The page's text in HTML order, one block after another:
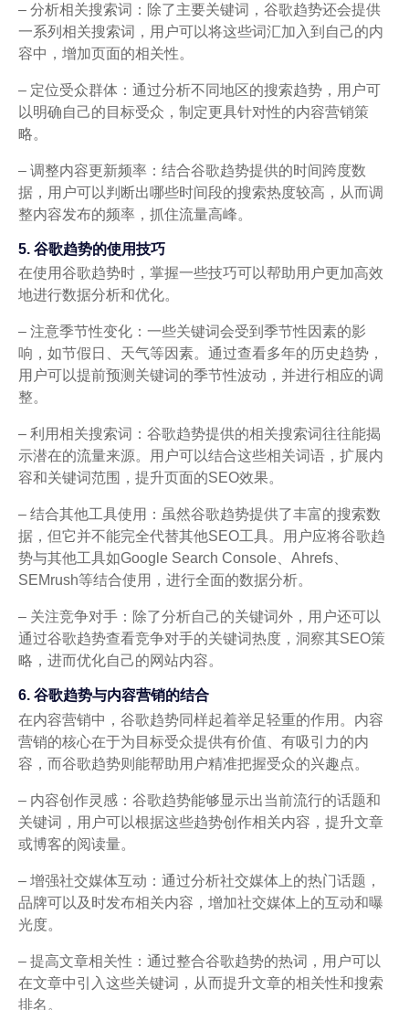
– 分析相关搜索词：除了主要关键词，谷歌趋势还会提供
一系列相关搜索词，用户可以将这些词汇加入到自己的内
容中，增加页面的相关性。
– 定位受众群体：通过分析不同地区的搜索趋势，用户可
以明确自己的目标受众，制定更具针对性的内容营销策
略。
– 调整内容更新频率：结合谷歌趋势提供的时间跨度数
据，用户可以判断出哪些时间段的搜索热度较高，从而调
整内容发布的频率，抓住流量高峰。
5. 谷歌趋势的使用技巧
在使用谷歌趋势时，掌握一些技巧可以帮助用户更加高效
地进行数据分析和优化。
– 注意季节性变化：一些关键词会受到季节性因素的影
响，如节假日、天气等因素。通过查看多年的历史趋势，
用户可以提前预测关键词的季节性波动，并进行相应的调
整。
– 利用相关搜索词：谷歌趋势提供的相关搜索词往往能揭
示潜在的流量来源。用户可以结合这些相关词语，扩展内
容和关键词范围，提升页面的SEO效果。
– 结合其他工具使用：虽然谷歌趋势提供了丰富的搜索数
据，但它并不能完全代替其他SEO工具。用户应将谷歌趋
势与其他工具如Google Search Console、Ahrefs、
SEMrush等结合使用，进行全面的数据分析。
– 关注竞争对手：除了分析自己的关键词外，用户还可以
通过谷歌趋势查看竞争对手的关键词热度，洞察其SEO策
略，进而优化自己的网站内容。
6. 谷歌趋势与内容营销的结合
在内容营销中，谷歌趋势同样起着举足轻重的作用。内容
营销的核心在于为目标受众提供有价值、有吸引力的内
容，而谷歌趋势则能帮助用户精准把握受众的兴趣点。
– 内容创作灵感：谷歌趋势能够显示出当前流行的话题和
关键词，用户可以根据这些趋势创作相关内容，提升文章
或博客的阅读量。
– 增强社交媒体互动：通过分析社交媒体上的热门话题，
品牌可以及时发布相关内容，增加社交媒体上的互动和曝
光度。
– 提高文章相关性：通过整合谷歌趋势的热词，用户可以
在文章中引入这些关键词，从而提升文章的相关性和搜索
排名。